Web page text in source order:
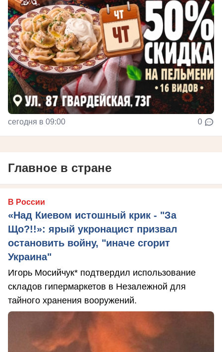
сегодня в 09:00 0
Главное в стране
В России
«Над Киевом истошный крик - "За
Що?!!»: ярый укронацист призвал
остановить войну, "иначе сгорит
Украина"
Игорь Мосийчук* подтвердил использование
складов гипермаркетов в Незалежной для
тайного хранения вооружений.